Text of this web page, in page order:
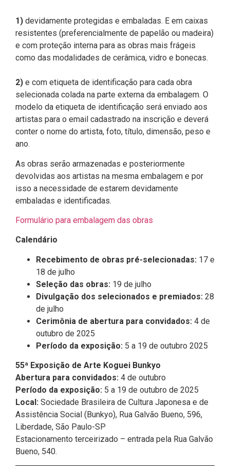
1) devidamente protegidas e embaladas. E em caixas
resistentes (preferencialmente de papelão ou madeira)
e com proteção interna para as obras mais frágeis
como das modalidades de cerâmica, vidro e bonecas.
2) e com etiqueta de identificação para cada obra
selecionada colada na parte externa da embalagem. O
modelo da etiqueta de identificação será enviado aos
artistas para o email cadastrado na inscrição e deverá
conter o nome do artista, foto, título, dimensão, peso e
ano.
As obras serão armazenadas e posteriormente
devolvidas aos artistas na mesma embalagem e por
isso a necessidade de estarem devidamente
embaladas e identificadas.
Formulário para embalagem das obras
Calendário
Recebimento de obras pré-selecionadas: 17 e
18 de julho
Seleção das obras: 19 de julho
Divulgação dos selecionados e premiados: 28
de julho
Cerimônia de abertura para convidados: 4 de
outubro de 2025
Período da exposição: 5 a 19 de outubro 2025
55ª Exposição de Arte Koguei Bunkyo
Abertura para convidados: 4 de outubro
Período da exposição: 5 a 19 de outubro de 2025
Local: Sociedade Brasileira de Cultura Japonesa e de
Assistência Social (Bunkyo), Rua Galvão Bueno, 596,
Liberdade, São Paulo-SP
Estacionamento terceirizado – entrada pela Rua Galvão
Bueno, 540.